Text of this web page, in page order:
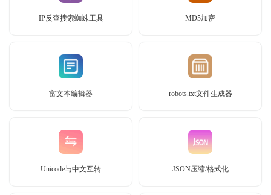
IP反查搜索蜘蛛工具 MD5加密
富文本编辑器 robots.txt文件生成器
Unicode与中文互转 JSON压缩/格式化